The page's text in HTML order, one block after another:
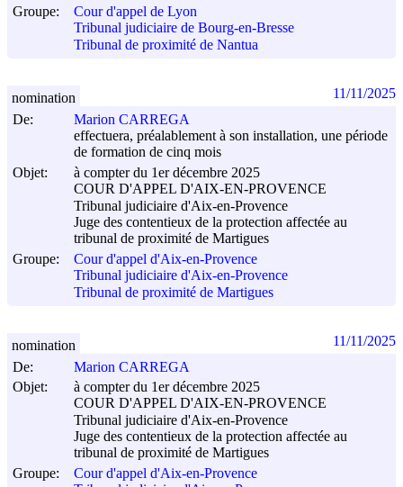
Groupe:
Cour d'appel de Lyon
Tribunal judiciaire de Bourg-en-Bresse
Tribunal de proximité de Nantua
De:
Marion CARREGA
effectuera, préalablement à son installation, une période
de formation de cinq mois
Objet:
à compter du 1er décembre 2025
COUR D'APPEL D'AIX-EN-PROVENCE
Tribunal judiciaire d'Aix-en-Provence
Juge des contentieux de la protection affectée au
tribunal de proximité de Martigues
Groupe:
Cour d'appel d'Aix-en-Provence
Tribunal judiciaire d'Aix-en-Provence
Tribunal de proximité de Martigues
nomination 11/11/2025
De:
Marion CARREGA
Objet:
à compter du 1er décembre 2025
COUR D'APPEL D'AIX-EN-PROVENCE
Tribunal judiciaire d'Aix-en-Provence
Juge des contentieux de la protection affectée au
tribunal de proximité de Martigues
Groupe:
Cour d'appel d'Aix-en-Provence
nomination 11/11/2025